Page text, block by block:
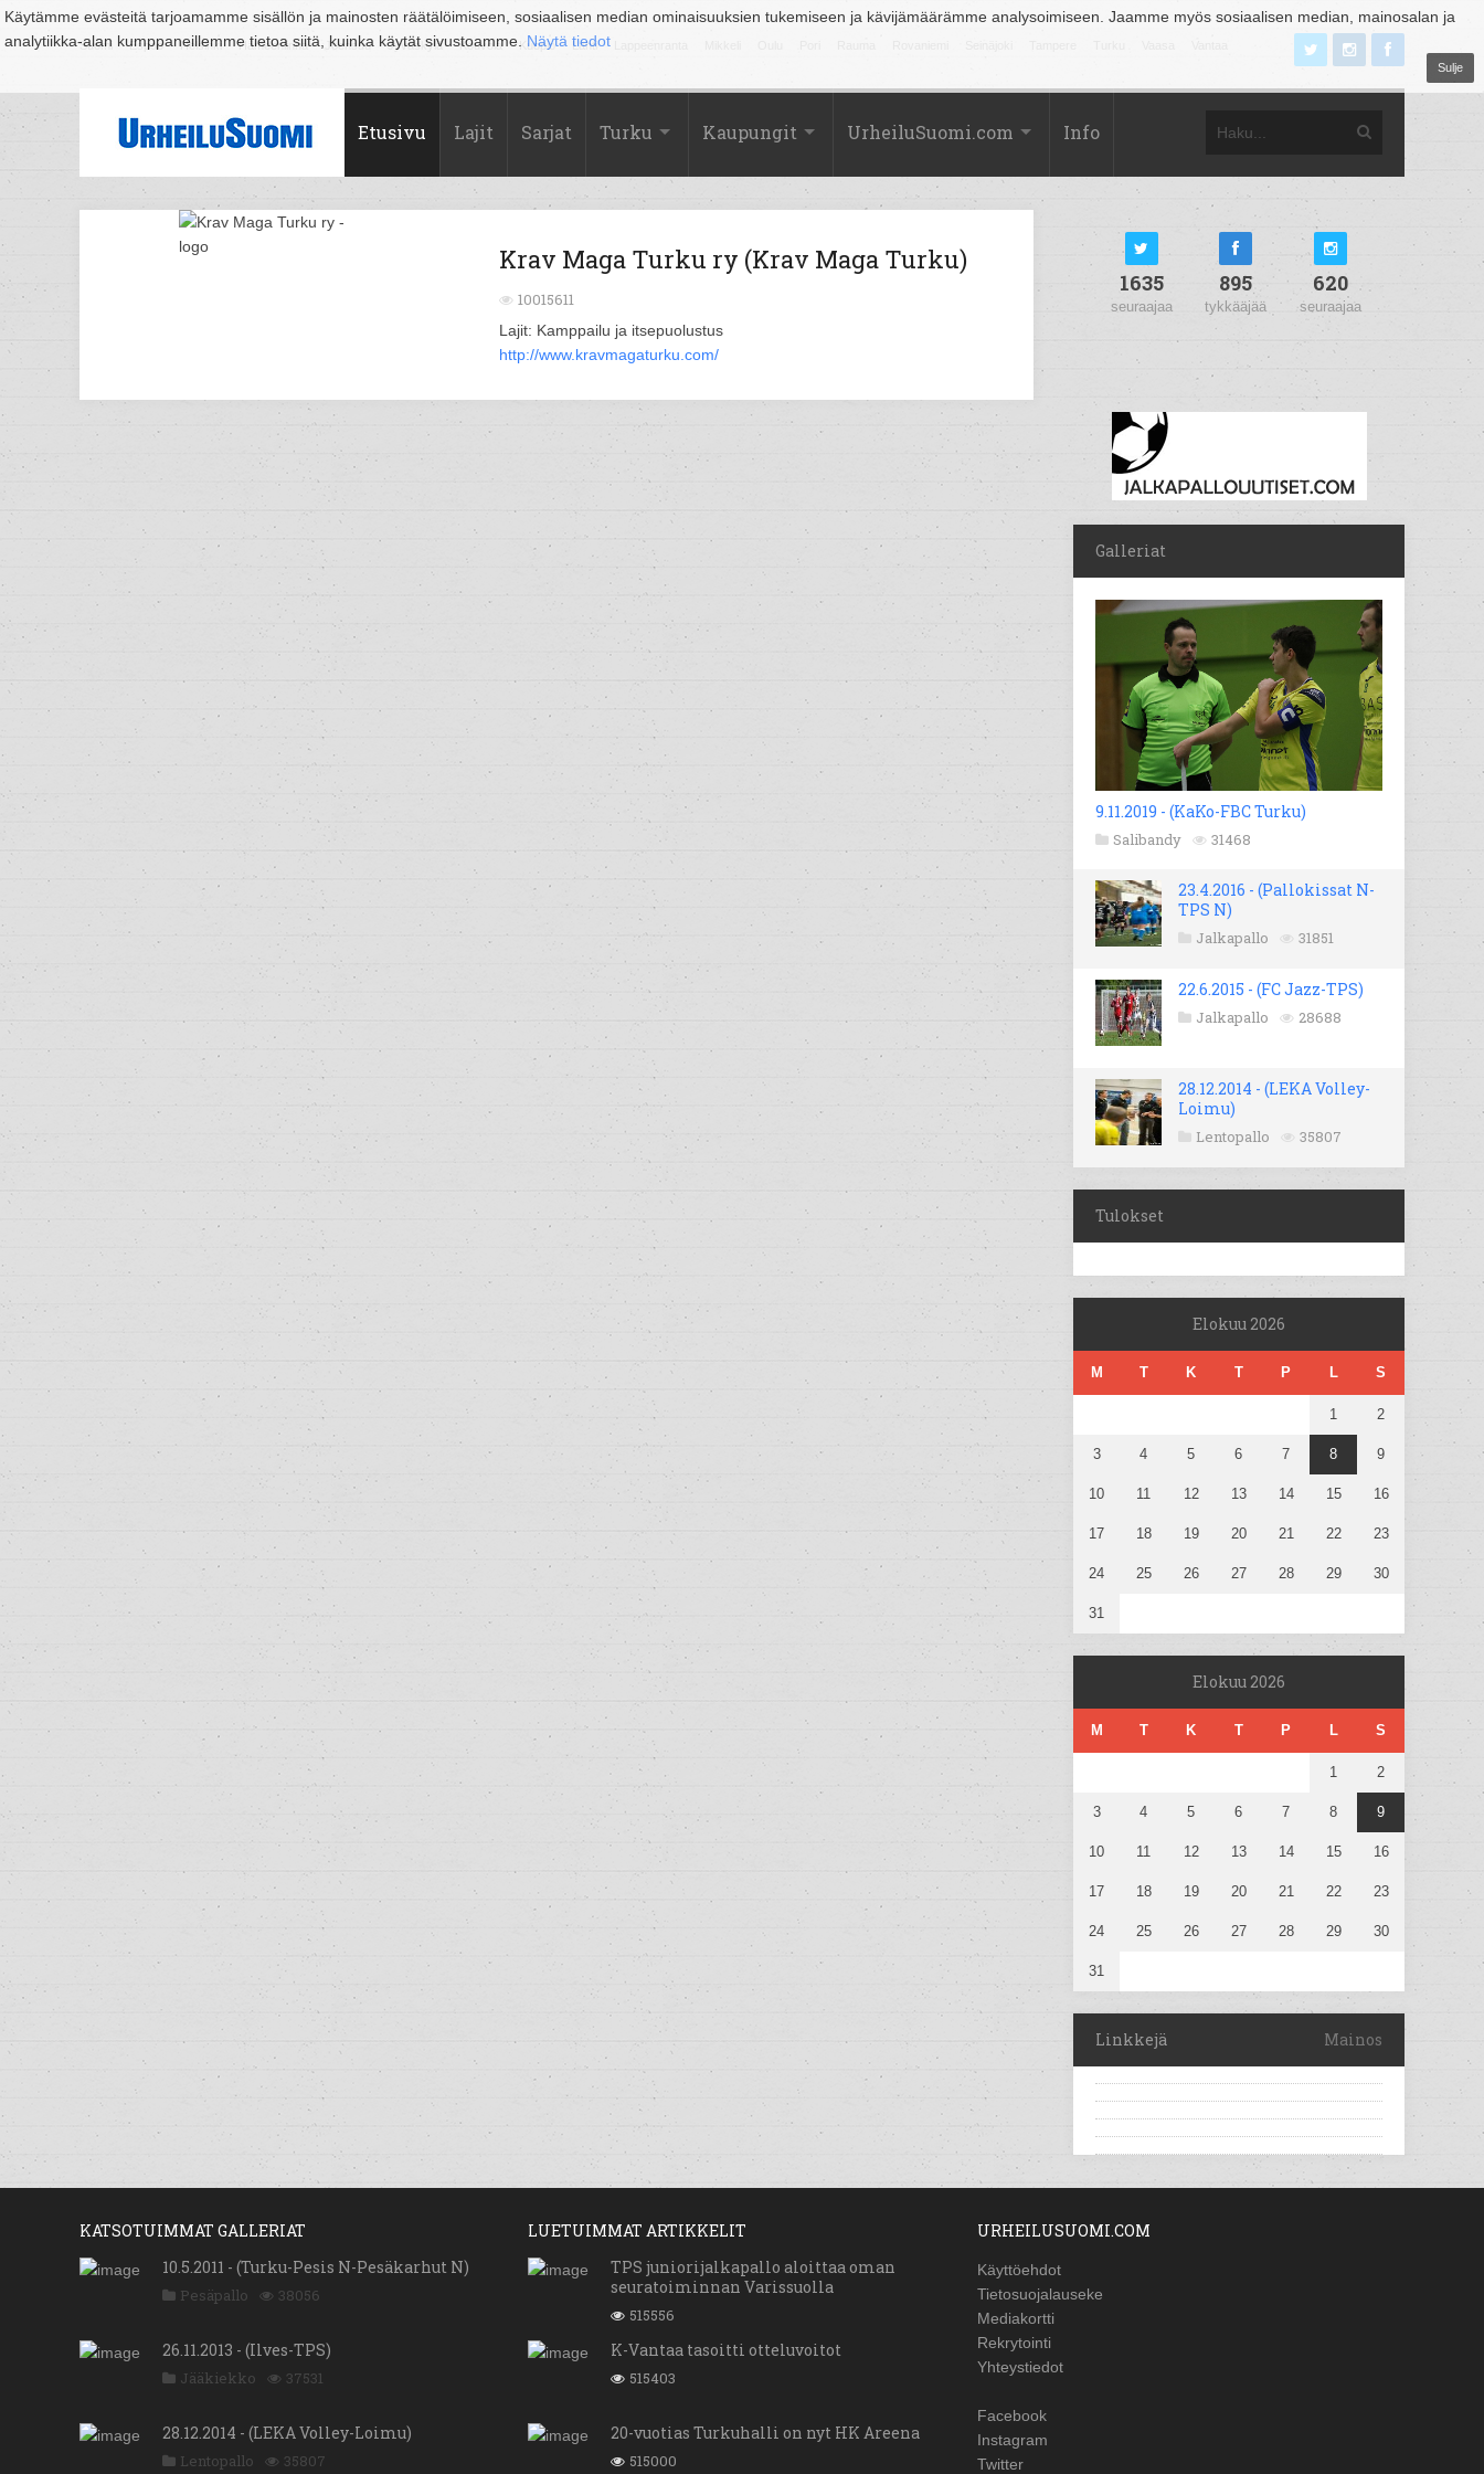
Käytämme evästeitä tarjoamamme sisällön ja mainosten räätälöimiseen, sosiaalisen median ominaisuuksien tukemiseen ja kävijämäärämme analysoimiseen. Jaamme myös sosiaalisen median, mainosalan ja
analytiikka-alan kumppaneillemme tietoa siitä, kuinka käytät sivustoamme. Näytä tiedot
Sulje
Suomi Espoo Helsinki Hämeenlinna Joensuu Jyväskylä Kouvola Kuopio Lahti
Etusivu Lajit Sarjat Turku Kaupungit UrheiluSuomi.com Info
Krav Maga Turku ry (Krav Maga Turku)
10015611
Lajit: Kamppailu ja itsepuolustus
http://www.kravmagaturku.com/
1635
seuraajaa
895
tykkääjää
620
seuraajaa
Galleriat
9.11.2019 - (KaKo-FBC Turku)
Salibandy 31468
23.4.2016 - (Pallokissat N-
TPS N)
Jalkapallo 31851
22.6.2015 - (FC Jazz-TPS)
Jalkapallo 28688
28.12.2014 - (LEKA Volley-
Loimu)
Lentopallo 35807
Tulokset
Elokuu 2026
M T K T P L S
1 2
3 4 5 6 7 8 9
10 11 12 13 14 15 16
17 18 19 20 21 22 23
24 25 26 27 28 29 30
31
Elokuu 2026
M T K T P L S
1 2
3 4 5 6 7 8 9
10 11 12 13 14 15 16
17 18 19 20 21 22 23
24 25 26 27 28 29 30
31
Linkkejä Mainos
KATSOTUIMMAT GALLERIAT
10.5.2011 - (Turku-Pesis N-Pesäkarhut N)
Pesäpallo 38056
26.11.2013 - (Ilves-TPS)
Jääkiekko 37531
28.12.2014 - (LEKA Volley-Loimu)
Lentopallo 35807
LUETUIMMAT ARTIKKELIT
TPS juniorijalkapallo aloittaa oman
seuratoiminnan Varissuolla
515556
K-Vantaa tasoitti otteluvoitot
515403
20-vuotias Turkuhalli on nyt HK Areena
515000
URHEILUSUOMI.COM
Käyttöehdot
Tietosuojalauseke
Mediakortti
Rekrytointi
Yhteystiedot
Facebook
Instagram
Twitter